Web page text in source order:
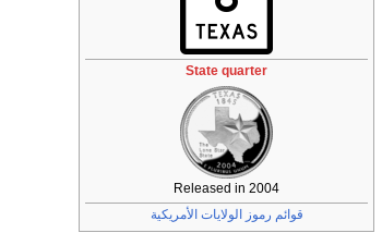
State quarter
Released in 2004
قوائم رموز الولايات الأمريكية